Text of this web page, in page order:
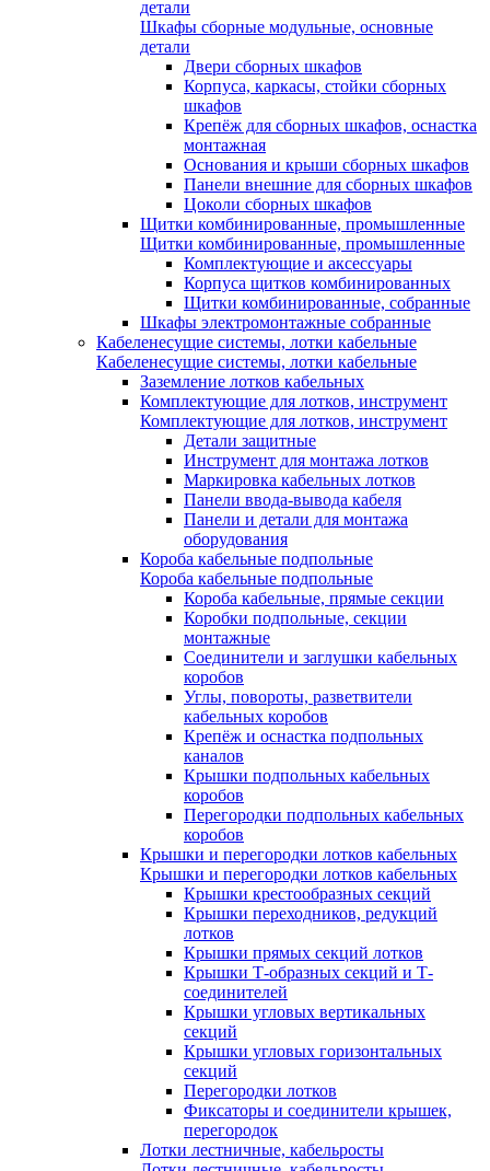
детали
Шкафы сборные модульные, основные
детали
Двери сборных шкафов
Корпуса, каркасы, стойки сборных
шкафов
Крепёж для сборных шкафов, оснастка
монтажная
Основания и крыши сборных шкафов
Панели внешние для сборных шкафов
Цоколи сборных шкафов
Щитки комбинированные, промышленные
Щитки комбинированные, промышленные
Комплектующие и аксессуары
Корпуса щитков комбинированных
Щитки комбинированные, собранные
Шкафы электромонтажные собранные
Кабеленесущие системы, лотки кабельные
Кабеленесущие системы, лотки кабельные
Заземление лотков кабельных
Комплектующие для лотков, инструмент
Комплектующие для лотков, инструмент
Детали защитные
Инструмент для монтажа лотков
Маркировка кабельных лотков
Панели ввода-вывода кабеля
Панели и детали для монтажа
оборудования
Короба кабельные подпольные
Короба кабельные подпольные
Короба кабельные, прямые секции
Коробки подпольные, секции
монтажные
Соединители и заглушки кабельных
коробов
Углы, повороты, разветвители
кабельных коробов
Крепёж и оснастка подпольных
каналов
Крышки подпольных кабельных
коробов
Перегородки подпольных кабельных
коробов
Крышки и перегородки лотков кабельных
Крышки и перегородки лотков кабельных
Крышки крестообразных секций
Крышки переходников, редукций
лотков
Крышки прямых секций лотков
Крышки Т-образных секций и Т-
соединителей
Крышки угловых вертикальных
секций
Крышки угловых горизонтальных
секций
Перегородки лотков
Фиксаторы и соединители крышек,
перегородок
Лотки лестничные, кабельросты